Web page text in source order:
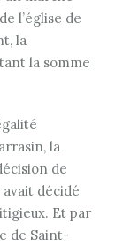
l’église de
la
la somme
la
de
décidé
Et par
de Saint-